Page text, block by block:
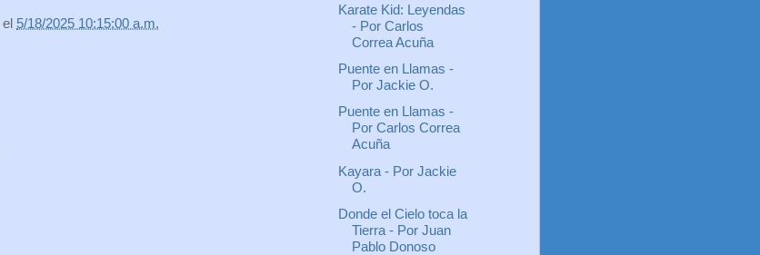
el 5/18/2025 10:15:00 a.m.
Karate Kid: Leyendas
- Por Carlos
Correa Acuña
Puente en Llamas -
Por Jackie O.
Puente en Llamas -
Por Carlos Correa
Acuña
Kayara - Por Jackie
O.
Donde el Cielo toca la
Tierra - Por Juan
Pablo Donoso